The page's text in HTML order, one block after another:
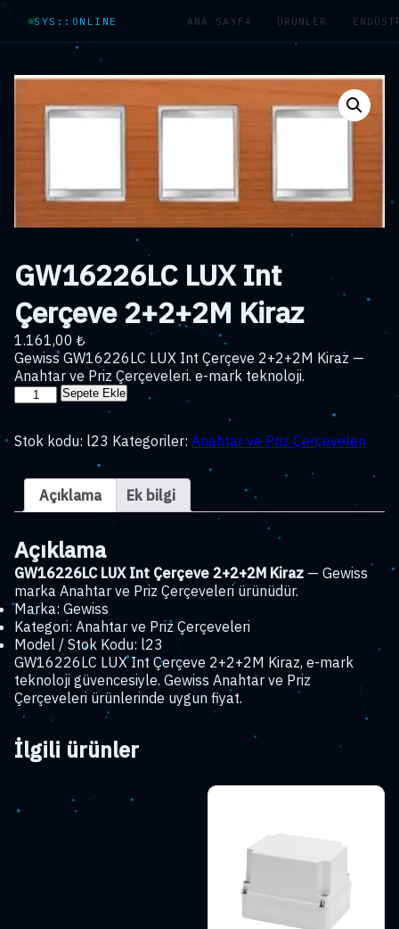
SYS::ONLINE ANA SAYFA ÜRÜNLER
GW16226LC LUX Int
Çerçeve 2+2+2M Kiraz
1.161,00 ₺
Gewiss GW16226LC LUX Int Çerçeve 2+2+2M Kiraz —
Anahtar ve Priz Çerçeveleri. e-mark teknoloji.
GW16226LC
Çerçeve
Kiraz
adet
Sepete Ekle
Stok kodu: l23 Kategoriler: Anahtar ve Priz Çerçeveleri
Açıklama Ek bilgi
Açıklama
GW16226LC LUX Int Çerçeve 2+2+2M Kiraz — Gewiss
marka Anahtar ve Priz Çerçeveleri ürünüdür.
Marka: Gewiss
Kategori: Anahtar ve Priz Çerçeveleri
Model / Stok Kodu: l23
GW16226LC LUX Int Çerçeve 2+2+2M Kiraz, e-mark
teknoloji güvencesiyle. Gewiss Anahtar ve Priz
Çerçeveleri ürünlerinde uygun fiyat.
İlgili ürünler